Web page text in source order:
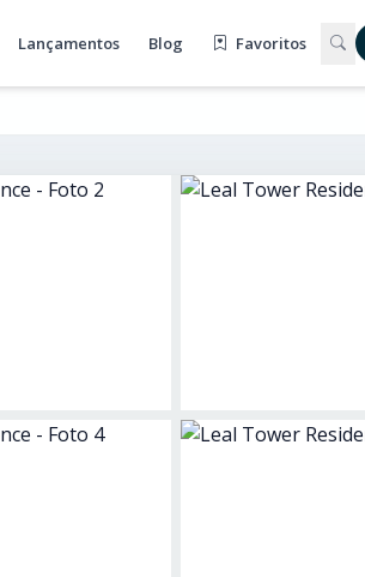
Lançamentos Blog Favoritos